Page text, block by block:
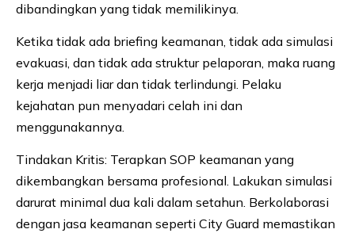
dibandingkan yang tidak memilikinya.
Ketika tidak ada briefing keamanan, tidak ada simulasi
evakuasi, dan tidak ada struktur pelaporan, maka ruang
kerja menjadi liar dan tidak terlindungi. Pelaku
kejahatan pun menyadari celah ini dan
menggunakannya.
Tindakan Kritis: Terapkan SOP keamanan yang
dikembangkan bersama profesional. Lakukan simulasi
darurat minimal dua kali dalam setahun. Berkolaborasi
dengan jasa keamanan seperti City Guard memastikan